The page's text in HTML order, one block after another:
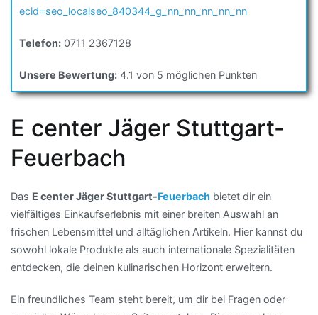
ecid=seo_localseo_840344_g_nn_nn_nn_nn_nn
Telefon: 0711 2367128
Unsere Bewertung: 4.1 von 5 möglichen Punkten
E center Jäger Stuttgart-
Feuerbach
Das E center Jäger Stuttgart-Feuerbach bietet dir ein
vielfältiges Einkaufserlebnis mit einer breiten Auswahl an
frischen Lebensmittel und alltäglichen Artikeln. Hier kannst du
sowohl lokale Produkte als auch internationale Spezialitäten
entdecken, die deinen kulinarischen Horizont erweitern.
Ein freundliches Team steht bereit, um dir bei Fragen oder